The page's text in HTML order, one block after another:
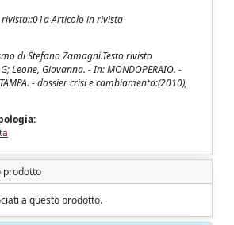
Articolo in rivista
di Stefano Zamagni.Testo rivisto
Leone, Giovanna. - In: MONDOPERAIO. -
- dossier crisi e cambiamento:(2010),
prodotto
a questo prodotto.